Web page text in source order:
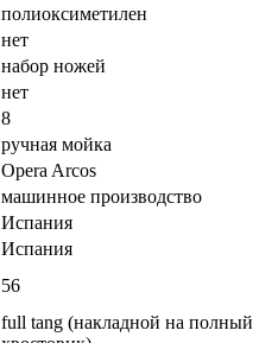
полиоксиметилен
нет
набор ножей
нет
8
ручная мойка
Opera Arcos
машинное производство
Испания
Испания
56
full tang (накладной на полный